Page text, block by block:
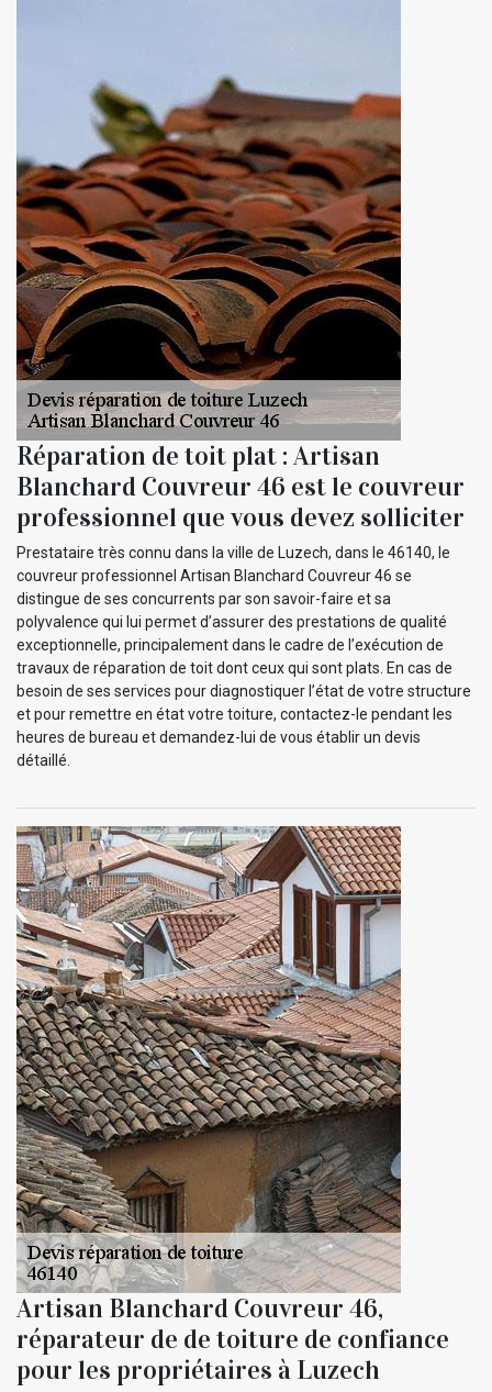
Réparation de toit plat : Artisan
Blanchard Couvreur 46 est le couvreur
professionnel que vous devez solliciter
Prestataire très connu dans la ville de Luzech, dans le 46140, le
couvreur professionnel Artisan Blanchard Couvreur 46 se
distingue de ses concurrents par son savoir-faire et sa
polyvalence qui lui permet d’assurer des prestations de qualité
exceptionnelle, principalement dans le cadre de l’exécution de
travaux de réparation de toit dont ceux qui sont plats. En cas de
besoin de ses services pour diagnostiquer l’état de votre structure
et pour remettre en état votre toiture, contactez-le pendant les
heures de bureau et demandez-lui de vous établir un devis
détaillé.
Artisan Blanchard Couvreur 46,
réparateur de de toiture de confiance
pour les propriétaires à Luzech